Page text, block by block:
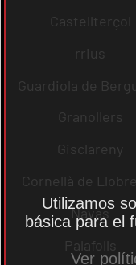
Castellterçol
rrius
Guardiola de
Granollers
Gisclareny
Cornellà de
Navas
Palafolls
Utilizamos
básica para el
Ver